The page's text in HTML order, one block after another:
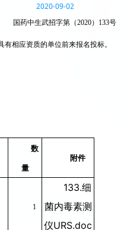
2020-09-02
国药中生武招字第（2020）133号
相应资质的单位前来报名投标。
数
量
附件
1
133.细
菌内毒素测
仪URS.doc